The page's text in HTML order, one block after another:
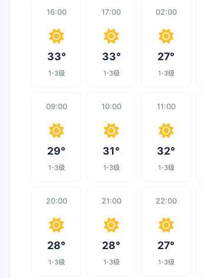
16:00
33°
1-3级
17:00
33°
1-3级
02:00
27°
1-3级
09:00
29°
1-3级
10:00
31°
1-3级
11:00
32°
1-3级
20:00
28°
1-3级
21:00
28°
1-3级
22:00
27°
1-3级